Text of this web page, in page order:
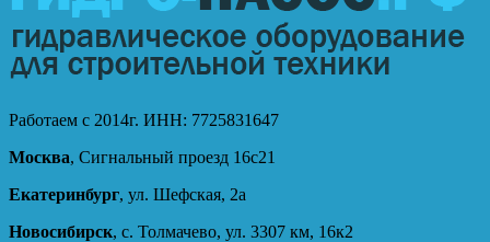
Работаем с 2014г. ИНН: 7725831647
Москва, Сигнальный проезд 16с21
Екатеринбург, ул. Шефская, 2а
Новосибирск, с. Толмачево, ул. 3307 км, 16к2